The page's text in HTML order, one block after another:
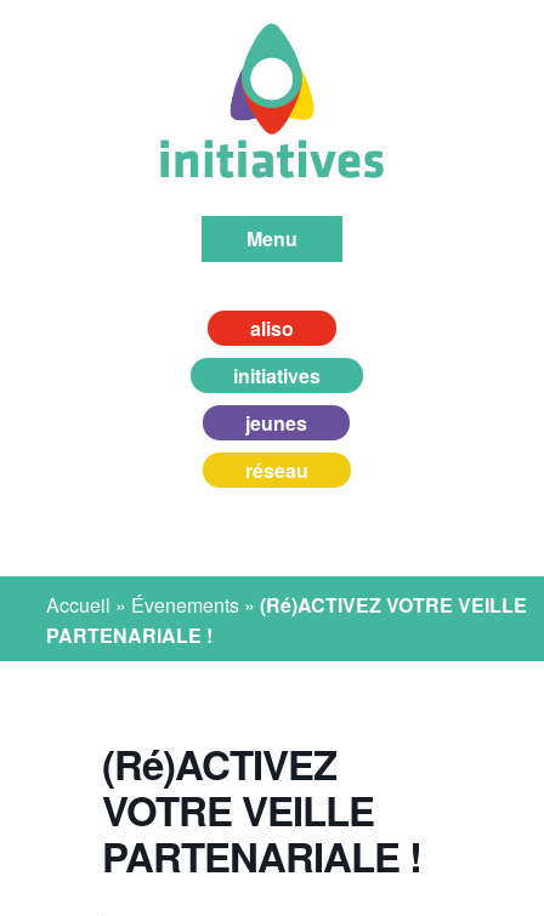
Menu
aliso
initiatives
jeunes
réseau
Accueil » Évenements »(Ré)ACTIVEZ VOTRE VEILLE
PARTENARIALE !
(Ré)ACTIVEZ
VOTRE VEILLE
PARTENARIALE !